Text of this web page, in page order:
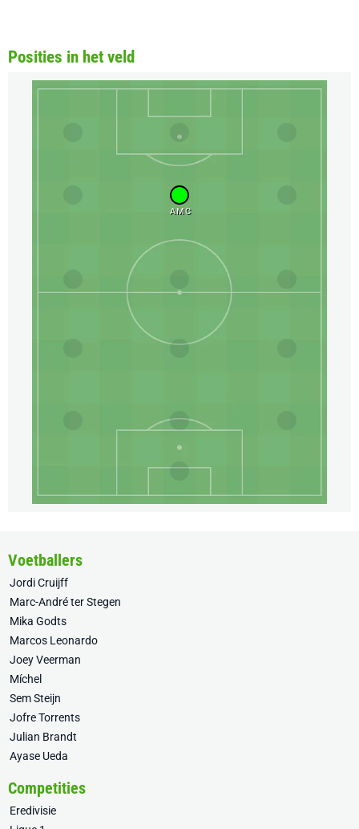
Posities in het veld
AMC
Voetballers
Jordi Cruijff
Marc-André ter Stegen
Mika Godts
Marcos Leonardo
Joey Veerman
Míchel
Sem Steijn
Jofre Torrents
Julian Brandt
Ayase Ueda
Competities
Eredivisie